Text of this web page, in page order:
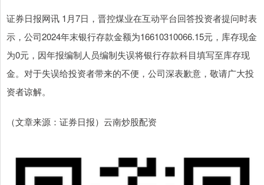
证券日报网讯 1月7日，晋控煤业在互动平台回答投资者提问时表
示，公司2024年末银行存款金额为16610310066.15元，库存现金
为0元，因年报编制人员编制失误将银行存款科目填写至库存现
金。对于失误给投资者带来的不便，公司深表歉意，敬请广大投
资者谅解。
（文章来源：证券日报）云南炒股配资